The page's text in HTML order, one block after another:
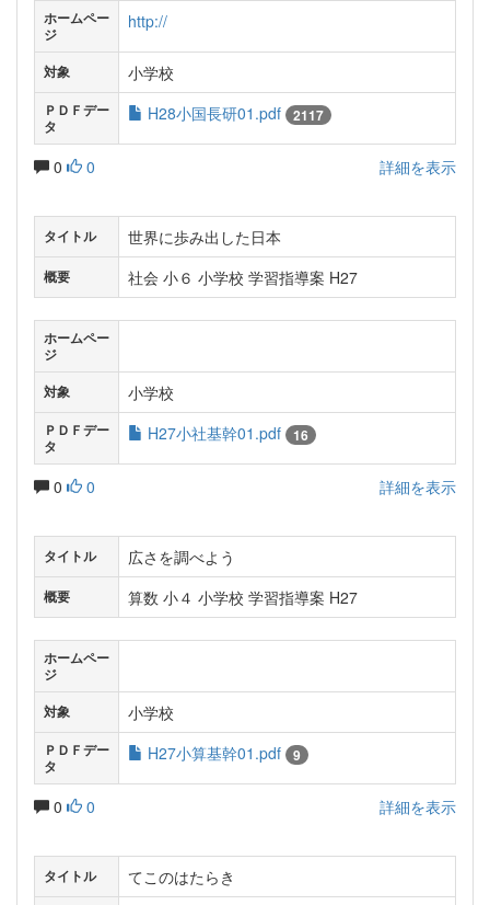
ホームペー
ジ
http://
対象 小学校
ＰＤＦデー
タ
H28小国長研01.pdf 2117
0 0 詳細を表示
タイトル 世界に歩み出した日本
概要 社会 小６ 小学校 学習指導案 H27
ホームペー
ジ
対象
小学校
ＰＤＦデー
タ
H27小社基幹01.pdf 16
0 0 詳細を表示
タイトル 広さを調べよう
概要 算数 小４ 小学校 学習指導案 H27
ホームペー
ジ
対象
小学校
ＰＤＦデー
タ
H27小算基幹01.pdf 9
0 0 詳細を表示
タイトル てこのはたらき